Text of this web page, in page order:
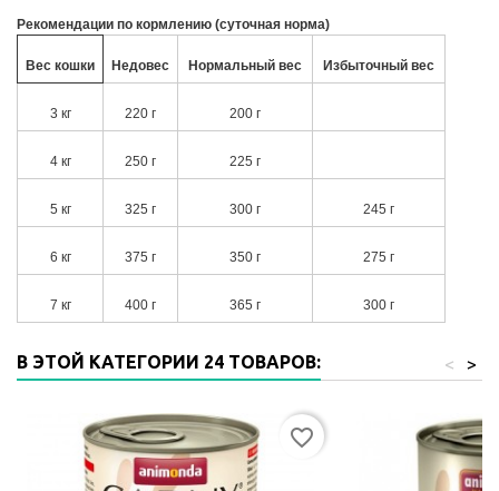
Рекомендации по кормлению (суточная норма)
Вес кошки Недовес Нормальный вес Избыточный вес
3 кг 220 г 200 г
4 кг 250 г 225 г
5 кг 325 г 300 г 245 г
6 кг 375 г 350 г 275 г
7 кг 400 г 365 г 300 г
В ЭТОЙ КАТЕГОРИИ 24 ТОВАРОВ: >
<
favorite_border